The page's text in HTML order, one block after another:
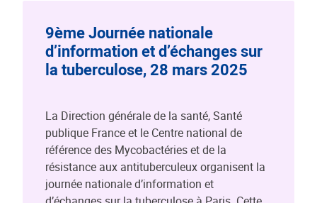
9ème Journée nationale
d’information et d’échanges sur
la tuberculose, 28 mars 2025
La Direction générale de la santé, Santé
publique France et le Centre national de
référence des Mycobactéries et de la
résistance aux antituberculeux organisent la
journée nationale d’information et